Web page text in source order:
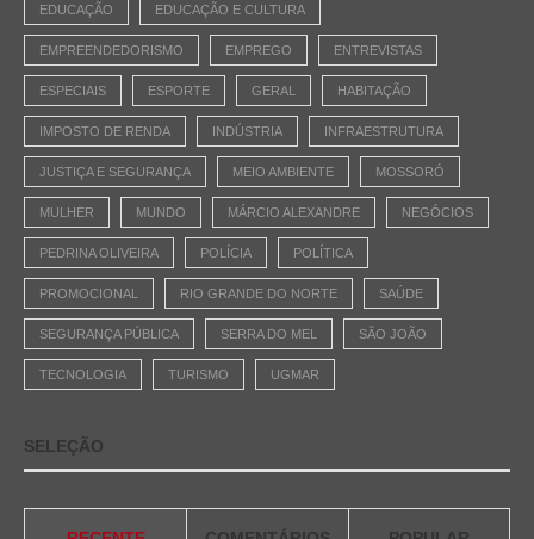
EDUCAÇÃO EDUCAÇÃO E CULTURA
EMPREENDEDORISMO EMPREGO ENTREVISTAS
ESPECIAIS ESPORTE GERAL HABITAÇÃO
IMPOSTO DE RENDA INDÚSTRIA INFRAESTRUTURA
JUSTIÇA E SEGURANÇA MEIO AMBIENTE MOSSORÓ
MULHER MUNDO MÁRCIO ALEXANDRE NEGÓCIOS
PEDRINA OLIVEIRA POLÍCIA POLÍTICA
PROMOCIONAL RIO GRANDE DO NORTE SAÚDE
SEGURANÇA PÚBLICA SERRA DO MEL SÃO JOÃO
TECNOLOGIA TURISMO UGMAR
SELEÇÃO